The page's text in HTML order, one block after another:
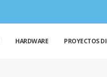
HARDWARE PROYECTOS